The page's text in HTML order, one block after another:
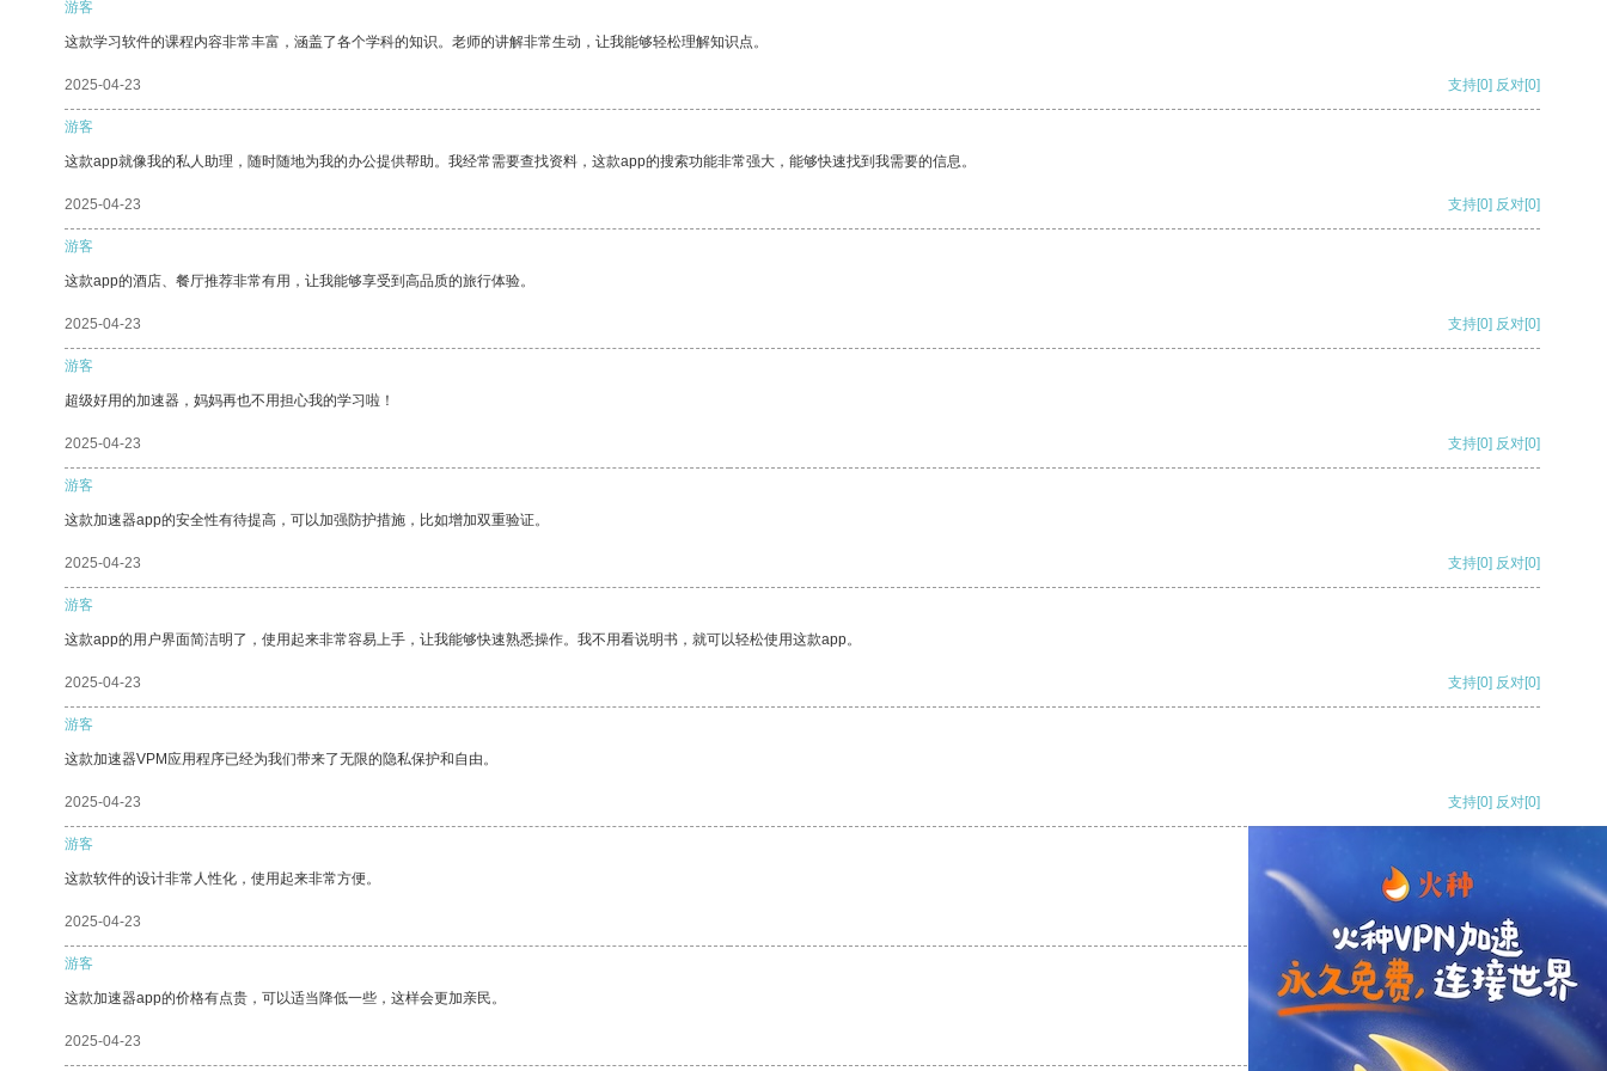
游客
这款学习软件的课程内容非常丰富，涵盖了各个学科的知识。老师的讲解非常生动，让我能够轻松理解知识点。
2025-04-23 支持[0] 反对[0]
游客
这款app就像我的私人助理，随时随地为我的办公提供帮助。我经常需要查找资料，这款app的搜索功能非常强大，能够快速找到我需要的信息。
2025-04-23 支持[0] 反对[0]
游客
这款app的酒店、餐厅推荐非常有用，让我能够享受到高品质的旅行体验。
2025-04-23 支持[0] 反对[0]
游客
超级好用的加速器，妈妈再也不用担心我的学习啦！
2025-04-23 支持[0] 反对[0]
游客
这款加速器app的安全性有待提高，可以加强防护措施，比如增加双重验证。
2025-04-23 支持[0] 反对[0]
游客
这款app的用户界面简洁明了，使用起来非常容易上手，让我能够快速熟悉操作。我不用看说明书，就可以轻松使用这款app。
2025-04-23 支持[0] 反对[0]
游客
这款加速器VPM应用程序已经为我们带来了无限的隐私保护和自由。
2025-04-23 支持[0] 反对[0]
游客
这款软件的设计非常人性化，使用起来非常方便。
2025-04-23 支持 反对
游客
这款加速器app的价格有点贵，可以适当降低一些，这样会更加亲民。
2025-04-23 [0]